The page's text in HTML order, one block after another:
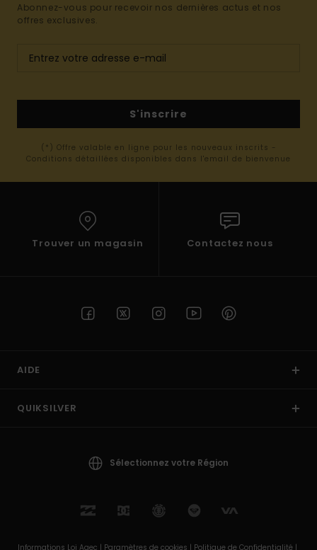
Abonnez-vous pour recevoir nos dernières actus et nos
offres exclusives.
S'inscrire
(*) Offre valable en ligne pour les nouveaux inscrits -
Conditions détaillées disponibles dans l'email de bienvenue
Trouver un magasin Contactez nous
AIDE
QUIKSILVER
Sélectionnez votre Région
Informations Loi Agec | Paramètres de cookies | Politique de Confidentialité |